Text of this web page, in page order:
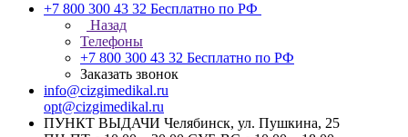
+7 800 300 43 32 Бесплатно по РФ
Назад
Телефоны
+7 800 300 43 32 Бесплатно по РФ
Заказать звонок
info@cizgimedikal.ru
opt@cizgimedikal.ru
ПУНКТ ВЫДАЧИ Челябинск, ул. Пушкина, 25